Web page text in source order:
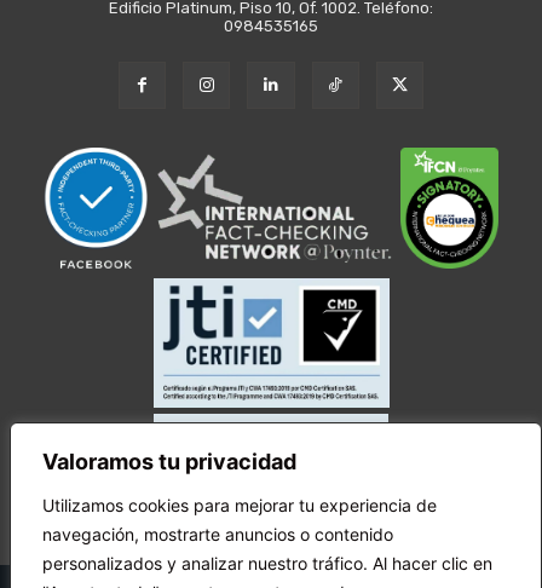
Valoramos tu privacidad
Utilizamos cookies para mejorar tu experiencia de
navegación, mostrarte anuncios o contenido
personalizados y analizar nuestro tráfico. Al hacer clic en
Edificio Platinum, Piso 10, Of. 1002. Teléfono:
0984535165